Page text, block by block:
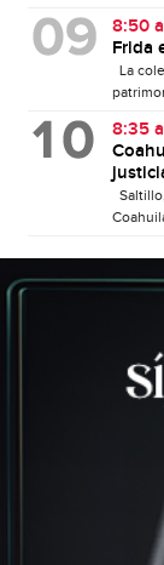
8:50
Frida
La
8:35